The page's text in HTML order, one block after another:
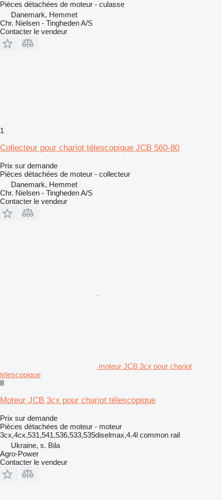
Pièces détachées de moteur - culasse
Danemark, Hemmet
Chr. Nielsen - Tingheden A/S
Contacter le vendeur
1
Collecteur pour chariot télescopique JCB 560-80
Prix sur demande
Pièces détachées de moteur - collecteur
Danemark, Hemmet
Chr. Nielsen - Tingheden A/S
Contacter le vendeur
moteur JCB 3cx pour chariot
télescopique
8
Moteur JCB 3cx pour chariot télescopique
Prix sur demande
Pièces détachées de moteur - moteur
3cx,4cx,531,541,536,533,535diselmax,4.4l common rail
Ukraine, s. Bila
Agro-Power
Contacter le vendeur